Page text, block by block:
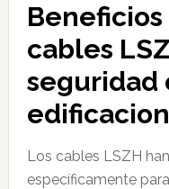
cables
seguridad
Los cables LSZH
específicamente